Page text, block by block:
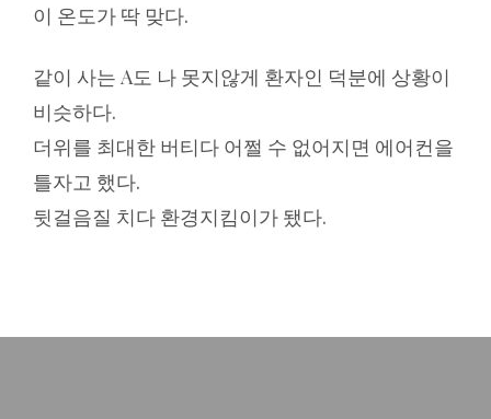
이 온도가 딱 맞다.
같이 사는 A도 나 못지않게 환자인 덕분에 상황이
비슷하다.
더위를 최대한 버티다 어쩔 수 없어지면 에어컨을
틀자고 했다.
뒷걸음질 치다 환경지킴이가 됐다.